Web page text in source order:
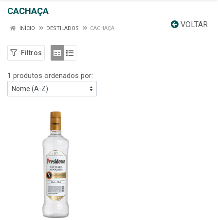
CACHAÇA
VOLTAR
INÍCIO DESTILADOS CACHAÇA
Filtros
1 produtos ordenados por: